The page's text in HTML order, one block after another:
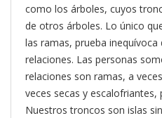
como los árboles, cuyos
de otros árboles. Lo único
las ramas, prueba inequívoca
relaciones. Las personas
relaciones son ramas, a
veces secas y escalofriantes,
Nuestros troncos son islas